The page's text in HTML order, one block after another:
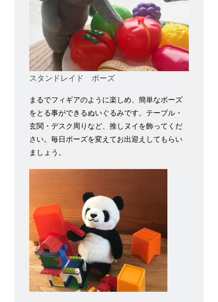
スタンドレイド ポーズ
まるでフィギアのように楽しめ、簡単なポーズ
をとる事ができるぬいぐるみです。テーブル・
玄関・デスク周りなど、推しヌイを飾ってくだ
さい。毎日ポーズを変えてお出迎えしてもらい
ましょう。